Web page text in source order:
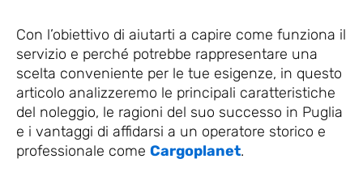
Con l’obiettivo di aiutarti a capire come funziona il
servizio e perché potrebbe rappresentare una
scelta conveniente per le tue esigenze, in questo
articolo analizzeremo le principali caratteristiche
del noleggio, le ragioni del suo successo in Puglia
e i vantaggi di affidarsi a un operatore storico e
professionale come Cargoplanet.